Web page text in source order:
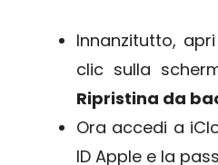
Innanzitutto, apri
clic sulla
Ripristina da
Ora accedi a
ID Apple e la